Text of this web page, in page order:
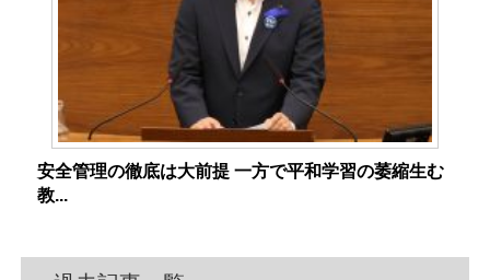
安全管理の徹底は大前提 一方で平和学習の萎縮生む
教...